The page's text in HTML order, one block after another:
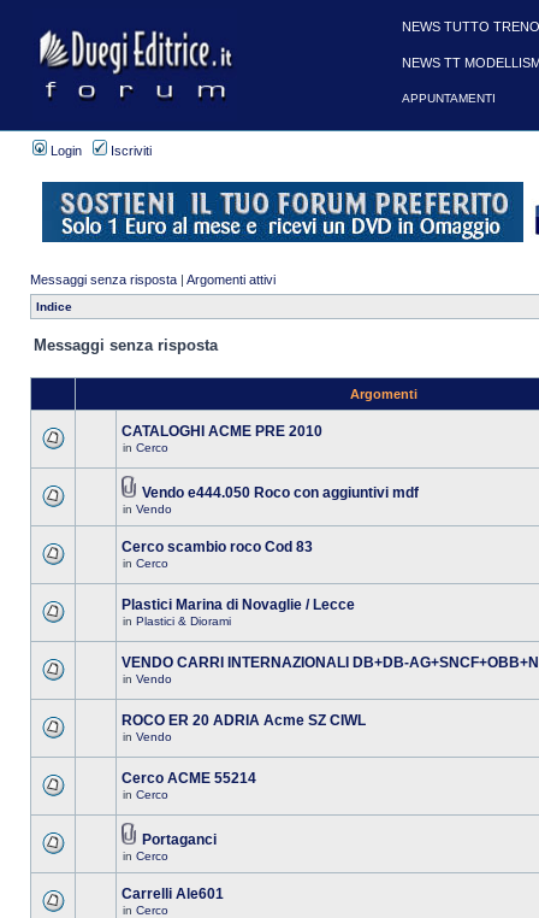
Login Iscriviti
Messaggi senza risposta | Argomenti attivi
Indice
Messaggi senza risposta
Argomenti
CATALOGHI ACME PRE 2010
in Cerco
Vendo e444.050 Roco con aggiuntivi mdf
in Vendo
Cerco scambio roco Cod 83
in Cerco
Plastici Marina di Novaglie / Lecce
in Plastici & Diorami
VENDO CARRI INTERNAZIONALI DB+DB-
in Vendo
ROCO ER 20 ADRIA Acme SZ CIWL
in Vendo
Cerco ACME 55214
in Cerco
Portaganci
in Cerco
Carrelli Ale601
in Cerco
NEWS TUTTO
NEWS TT
APPUNTAMENTI